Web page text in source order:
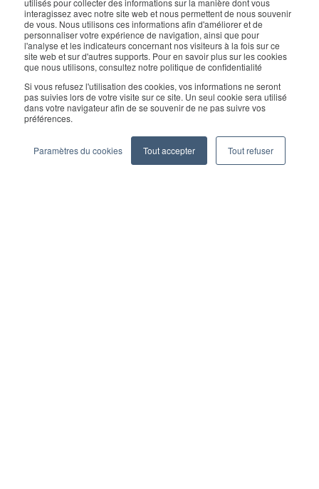
utilisés pour collecter des informations sur la manière dont vous
interagissez avec notre site web et nous permettent de nous souvenir
de vous. Nous utilisons ces informations afin d'améliorer et de
personnaliser votre expérience de navigation, ainsi que pour
l'analyse et les indicateurs concernant nos visiteurs à la fois sur ce
site web et sur d'autres supports. Pour en savoir plus sur les cookies
que nous utilisons, consultez notre politique de confidentialité
Si vous refusez l'utilisation des cookies, vos informations ne seront
pas suivies lors de votre visite sur ce site. Un seul cookie sera utilisé
dans votre navigateur afin de se souvenir de ne pas suivre vos
préférences.
Paramètres du cookies Tout accepter Tout refuser
For enquiry, contact sales:sales@geekplus.com. for
promotions, contact PR:pr@geekplus.com
Copyright © 2026 Geekplus Technology Co., Ltd. All rights
reserved.